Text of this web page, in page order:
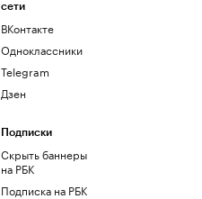
сети
ВКонтакте
Одноклассники
Telegram
Дзен
Подписки
Скрыть баннеры
на РБК
Подписка на РБК